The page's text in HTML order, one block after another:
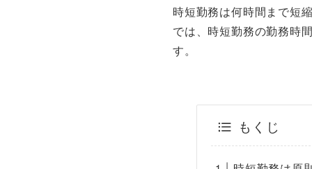
時短勤務は何時間まで短
では、時短勤務の勤務時
す。
もくじ